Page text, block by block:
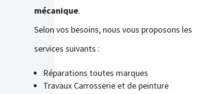
mécanique.
Selon vos besoins, nous vous proposons les
services suivants :
Réparations toutes marques
Travaux Carrosserie et de peinture